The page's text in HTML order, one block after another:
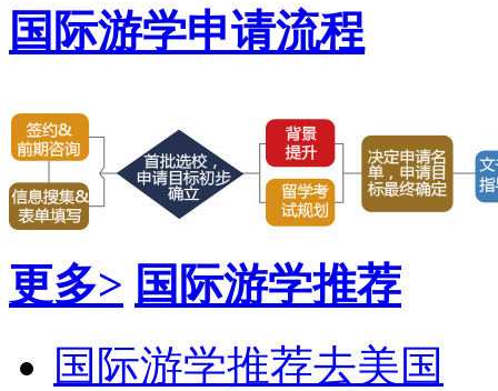
国际游学申请流程
更多> 国际游学推荐
国际游学推荐去美国